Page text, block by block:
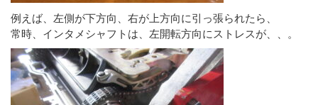
例えば、左側が下方向、右が上方向に引っ張られたら、
常時、インタメシャフトは、左開転方向にストレスが、、。